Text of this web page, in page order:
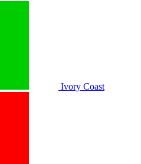
Ivory Coast